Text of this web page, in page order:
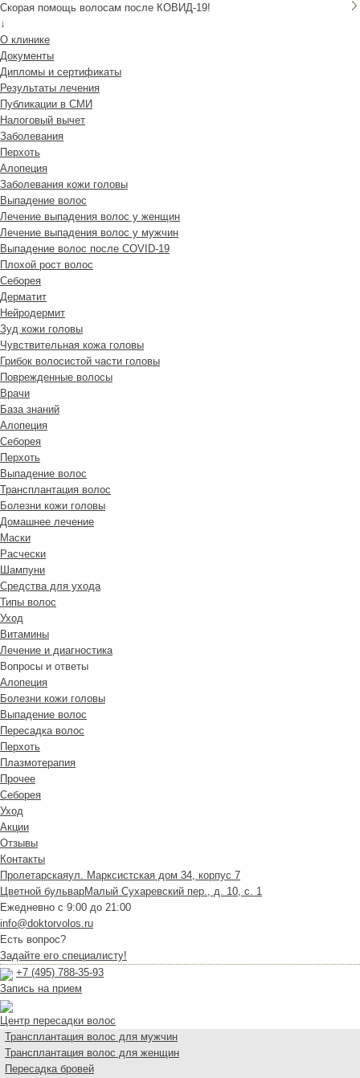
Скорая помощь волосам после КОВИД-19!
↓
О клинике
Документы
Дипломы и сертификаты
Результаты лечения
Публикации в СМИ
Налоговый вычет
Заболевания
Перхоть
Алопеция
Заболевания кожи головы
Выпадение волос
Лечение выпадения волос у женщин
Лечение выпадения волос у мужчин
Выпадение волос после COVID-19
Плохой рост волос
Cеборея
Дерматит
Нейродермит
Зуд кожи головы
Чувствительная кожа головы
Грибок волосистой части головы
Поврежденные волосы
Врачи
База знаний
Алопеция
Себорея
Перхоть
Выпадение волос
Трансплантация волос
Болезни кожи головы
Домашнее лечение
Маски
Расчески
Шампуни
Средства для ухода
Типы волос
Уход
Витамины
Лечение и диагностика
Вопросы и ответы
Алопеция
Болезни кожи головы
Выпадение волос
Пересадка волос
Перхоть
Плазмотерапия
Прочее
Себорея
Уход
Акции
Отзывы
Контакты
Пролетарскаяул. Марксистская дом 34, корпус 7
Цветной бульварМалый Сухаревский пер., д. 10, с. 1
Ежедневно с 9:00 до 21:00
info@doktorvolos.ru
Есть вопрос?
Задайте его специалисту!
+7 (495) 788-35-93
Запись на прием
Центр пересадки волос
Трансплантация волос для мужчин
Трансплантация волос для женщин
Пересадка бровей